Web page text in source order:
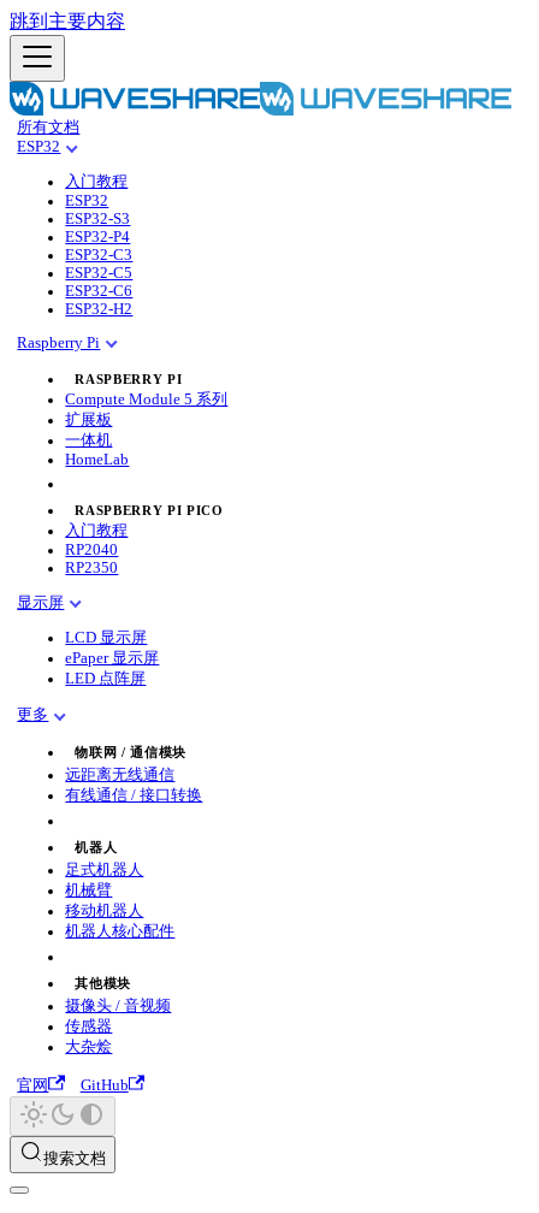
跳到主要内容
所有文档
ESP32
入门教程
ESP32
ESP32-S3
ESP32-P4
ESP32-C3
ESP32-C5
ESP32-C6
ESP32-H2
Raspberry Pi
RASPBERRY PI
Compute Module 5 系列
扩展板
一体机
HomeLab
RASPBERRY PI PICO
入门教程
RP2040
RP2350
显示屏
LCD 显示屏
ePaper 显示屏
LED 点阵屏
更多
物联网 / 通信模块
远距离无线通信
有线通信 / 接口转换
机器人
足式机器人
机械臂
移动机器人
机器人核心配件
其他模块
摄像头 / 音视频
传感器
大杂烩
官网 GitHub
搜索文档